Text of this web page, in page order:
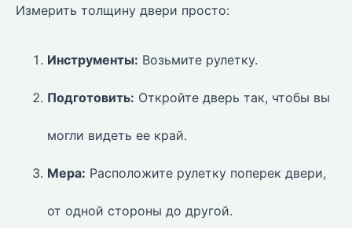
Измерить толщину двери просто:
Инструменты: Возьмите рулетку.
Подготовить: Откройте дверь так, чтобы вы
могли видеть ее край.
Мера: Расположите рулетку поперек двери,
от одной стороны до другой.